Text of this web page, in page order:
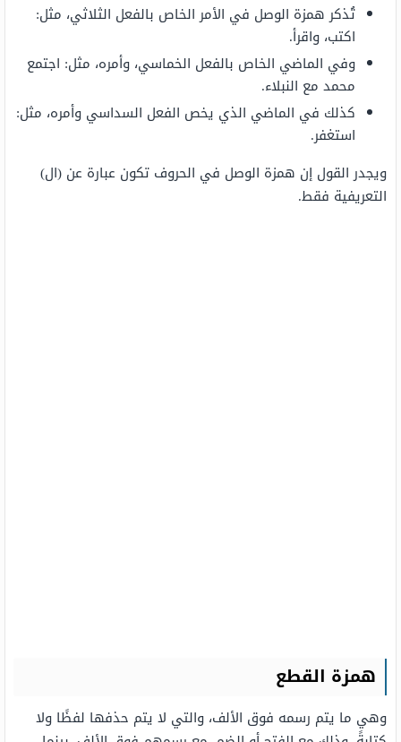
تُذكر همزة الوصل في الأمر الخاص بالفعل الثلاثي، مثل:
اكتب، واقرأ.
وفي الماضي الخاص بالفعل الخماسي، وأمره، مثل: اجتمع
محمد مع النبلاء.
كذلك في الماضي الذي يخص الفعل السداسي وأمره، مثل:
استغفر.
ويجدر القول إن همزة الوصل في الحروف تكون عبارة عن (ال)
التعريفية فقط.
همزة القطع
وهي ما يتم رسمه فوق الألف، والتي لا يتم حذفها لفظًا ولا